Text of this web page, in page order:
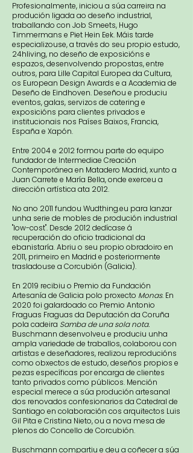
Profesionalmente, iniciou a súa carreira na
produción ligada ao deseño industrial,
traballando con Job Smeets, Hugo
Timmermans e Piet Hein Eek. Máis tarde
especializouse, a través do seu propio estudo,
24hliving, no deseño de exposicións e
espazos, desenvolvendo propostas, entre
outros, para Lille Capital Europea da Cultura,
os European Design Awards e a Academia de
Deseño de Eindhoven. Deseñou e produciu
eventos, galas, servizos de catering e
exposicións para clientes privados e
institucionais nos Países Baixos, Francia,
España e Xapón.
Entre 2004 e 2012 formou parte do equipo
fundador de Intermediae Creación
Contemporánea en Matadero Madrid, xunto a
Juan Carrete e María Bella, onde exerceu a
dirección artística ata 2012.
No ano 2011 fundou Wudthing.eu para lanzar
unha serie de mobles de produción industrial
"low-cost". Desde 2012 dedícase á
recuperación do oficio tradicional da
ebanistaría. Abriu o seu propio obradoiro en
2011, primeiro en Madrid e posteriormente
trasladouse a Corcubión (Galicia).
En 2019 recibiu o Premio da Fundación
Artesanía de Galicia polo proxecto Monas. En
2020 foi galardoado co Premio Antonio
Fraguas Fraguas da Deputación da Coruña
pola cadeira Samba de una sola nota.
Buschmann desenvolveu e produciu unha
ampla variedade de traballos, colaborou con
artistas e deseñadores, realizou reproducións
como obxectos de estudo, deseños propios e
pezas específicas por encarga de clientes
tanto privados como públicos. Mención
especial merece a súa produción artesanal
dos renovados confesionarios da Catedral de
Santiago en colaboración cos arquitectos Luis
Gil Pita e Cristina Nieto, ou a nova mesa de
plenos do Concello de Corcubión.
Buschmann compartiu e deu a coñecer a súa